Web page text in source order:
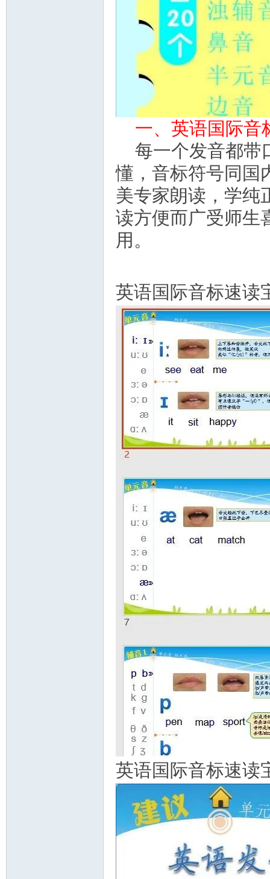
一、英语国际音
每一个发音都带
懂，音标符号同国
美专家朗读，学纯
读方便而广受师生
用。
英语国际音标速读
英语国际音标速读